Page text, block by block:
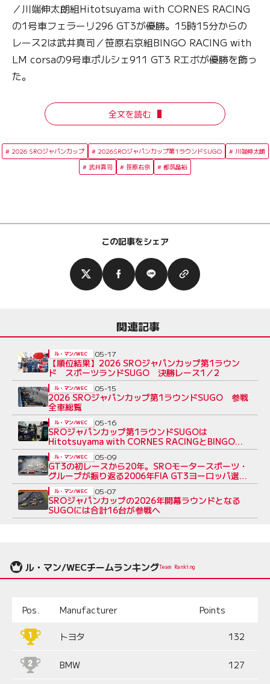
／川端伸太朗組Hitotsuyama with CORNES RACING
の1号車フェラーリ296 GT3が優勝。15時15分からの
レース2は武井真司／笹原右京組BINGO RACING with
LM corsaの9号車ポルシェ911 GT3 Rエボが優勝を飾っ
た。
全文を読む
2026 SROジャパンカップ 2026SROジャパンカップ第1ラウンドSUGO
川端伸太朗
武井真司
笹原右京 都筑晶裕
この記事をシェア
関連記事
【順位結果】2026 SROジャパンカップ第1ラウン
ド スポーツランドSUGO 決勝レース1／2
ル・マン/WEC 05-17
2026 SROジャパンカップ第1ラウンドSUGO 参戦
全車総覧
ル・マン/WEC 05-15
SROジャパンカップ第1ラウンドSUGOは
Hitotsuyama with CORNES RACINGとBINGO
RACING with LM corsaがポール
ル・マン/WEC 05-16
GT3の初レースから20年。SROモータースポーツ・
グループが振り返る2006年FIA GT3ヨーロッパ選手
権開幕戦
ル・マン/WEC 05-09
SROジャパンカップの2026年開幕ラウンドとなる
SUGOには合計16台が参戦へ
ル・マン/WEC 05-07
ル・マン/WECチームランキングTeam Ranking
Pos. Manufacturer Points
トヨタ 132
BMW 127